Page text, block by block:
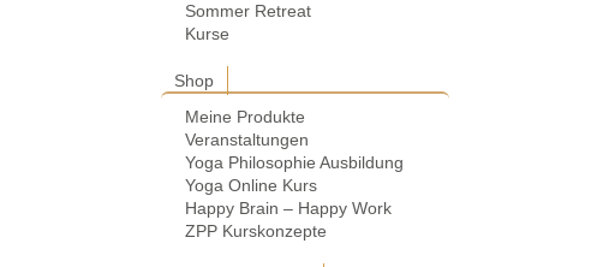
Sommer Retreat
Kurse
Shop
Meine Produkte
Veranstaltungen
Yoga Philosophie Ausbildung
Yoga Online Kurs
Happy Brain – Happy Work
ZPP Kurskonzepte